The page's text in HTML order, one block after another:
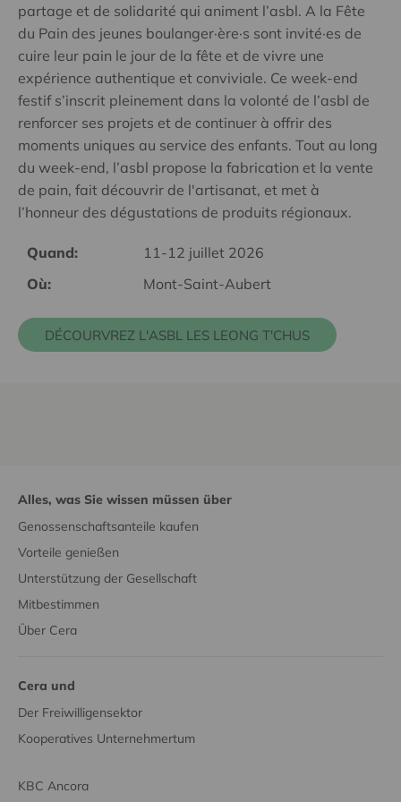
partage et de solidarité qui animent l’asbl. A la Fête
du Pain des jeunes boulanger·ère·s sont invité·es de
cuire leur pain le jour de la fête et de vivre une
expérience authentique et conviviale. Ce week-end
festif s’inscrit pleinement dans la volonté de l’asbl de
renforcer ses projets et de continuer à offrir des
moments uniques au service des enfants. Tout au long
du week-end, l’asbl propose la fabrication et la vente
de pain, fait découvrir de l'artisanat, et met à
l’honneur des dégustations de produits régionaux.
Quand:
11-12 juillet 2026
Où:
Mont-Saint-Aubert
DÉCOURVREZ L'ASBL LES LEONG T'CHUS
Alles, was Sie wissen müssen über
Genossenschaftsanteile kaufen
Vorteile genießen
Unterstützung der Gesellschaft
Mitbestimmen
Über Cera
Cera und
Der Freiwilligensektor
Kooperatives Unternehmertum
KBC Ancora